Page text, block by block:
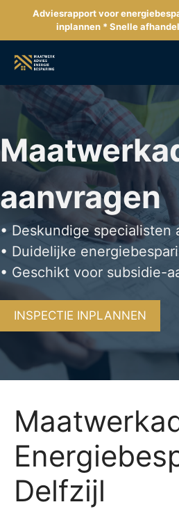
de
inhoud
Adviesrapport voor
inplannen * Snelle
aanvragen
• Deskundige specialisten
• Duidelijke
• Geschikt voor subsidie-
INSPECTIE INPLANNEN
Delfzijl